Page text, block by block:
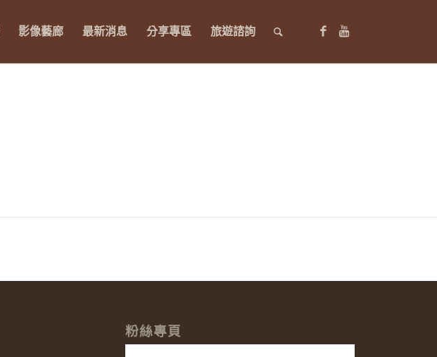
影像藝廊 最新消息 分享專區 旅遊諮詢
粉絲專頁